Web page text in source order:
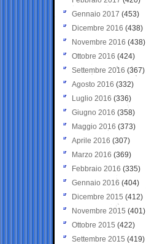
Gennaio 2017 (453)
Dicembre 2016 (438)
Novembre 2016 (438)
Ottobre 2016 (424)
Settembre 2016 (367)
Agosto 2016 (332)
Luglio 2016 (336)
Giugno 2016 (358)
Maggio 2016 (373)
Aprile 2016 (307)
Marzo 2016 (369)
Febbraio 2016 (335)
Gennaio 2016 (404)
Dicembre 2015 (412)
Novembre 2015 (401)
Ottobre 2015 (422)
Settembre 2015 (419)